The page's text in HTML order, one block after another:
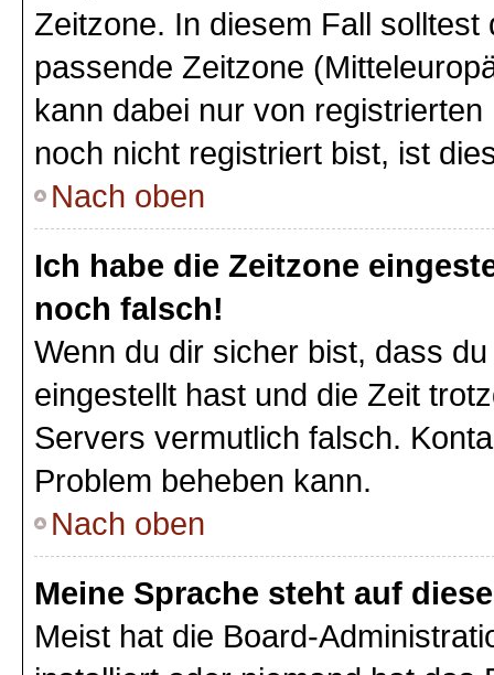
Zeitzone. In diesem Fall solltest
passende Zeitzone
kann dabei nur von
noch nicht registriert bist, ist
Nach oben
Ich habe die Zeitzone
noch falsch!
Wenn du dir sicher bist, dass
eingestellt hast und die Zeit
Servers vermutlich falsch.
Problem beheben kann.
Nach oben
Meine Sprache steht auf
Meist hat die Board-